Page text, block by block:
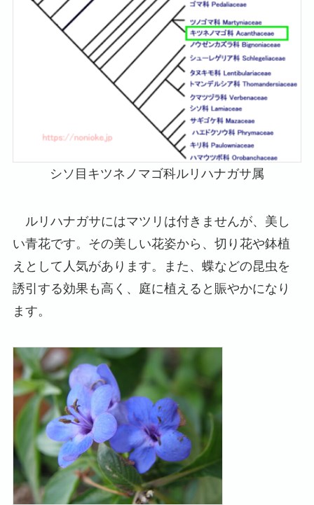
シソ目キツネノマゴ科ルリハナガサ属
ルリハナガサにはマツリは付きませんが、美し
い青花です。その美しい花姿から、切り花や鉢植
えとして人気があります。また、蝶などの昆虫を
誘引する効果も高く、庭に植えると賑やかになり
ます。